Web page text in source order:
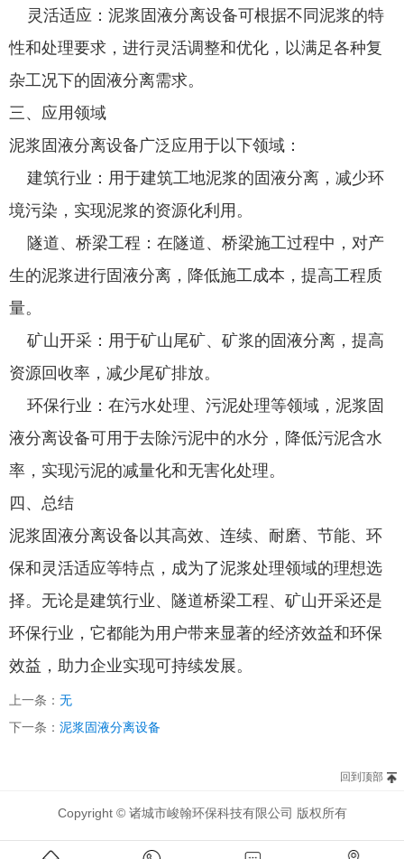
灵活适应：泥浆固液分离设备可根据不同泥浆的特
性和处理要求，进行灵活调整和优化，以满足各种复
杂工况下的固液分离需求。
三、应用领域
泥浆固液分离设备广泛应用于以下领域：
建筑行业：用于建筑工地泥浆的固液分离，减少环
境污染，实现泥浆的资源化利用。
隧道、桥梁工程：在隧道、桥梁施工过程中，对产
生的泥浆进行固液分离，降低施工成本，提高工程质
量。
矿山开采：用于矿山尾矿、矿浆的固液分离，提高
资源回收率，减少尾矿排放。
环保行业：在污水处理、污泥处理等领域，泥浆固
液分离设备可用于去除污泥中的水分，降低污泥含水
率，实现污泥的减量化和无害化处理。
四、总结
泥浆固液分离设备以其高效、连续、耐磨、节能、环
保和灵活适应等特点，成为了泥浆处理领域的理想选
择。无论是建筑行业、隧道桥梁工程、矿山开采还是
环保行业，它都能为用户带来显著的经济效益和环保
效益，助力企业实现可持续发展。
上一条： 无
下一条： 泥浆固液分离设备
回到顶部
Copyright © 诸城市峻翰环保科技有限公司 版权所有